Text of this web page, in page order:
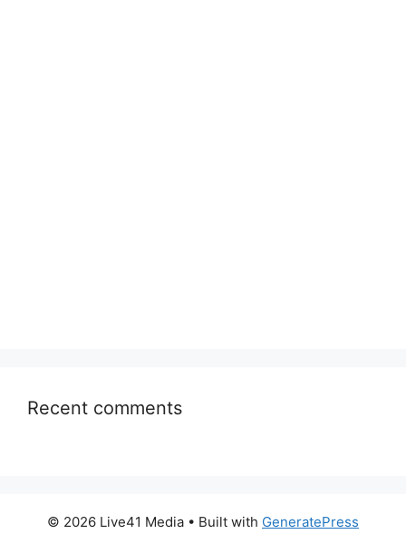
Recent comments
© 2026 Live41 Media • Built with GeneratePress